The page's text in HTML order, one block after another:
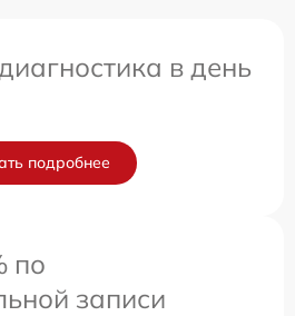
в день
подробнее
по
записи